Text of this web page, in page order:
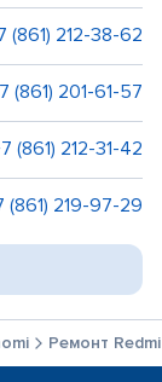
(861) 212-38-62
(861) 201-61-57
(861) 212-31-42
(861) 219-97-29
Ремонт